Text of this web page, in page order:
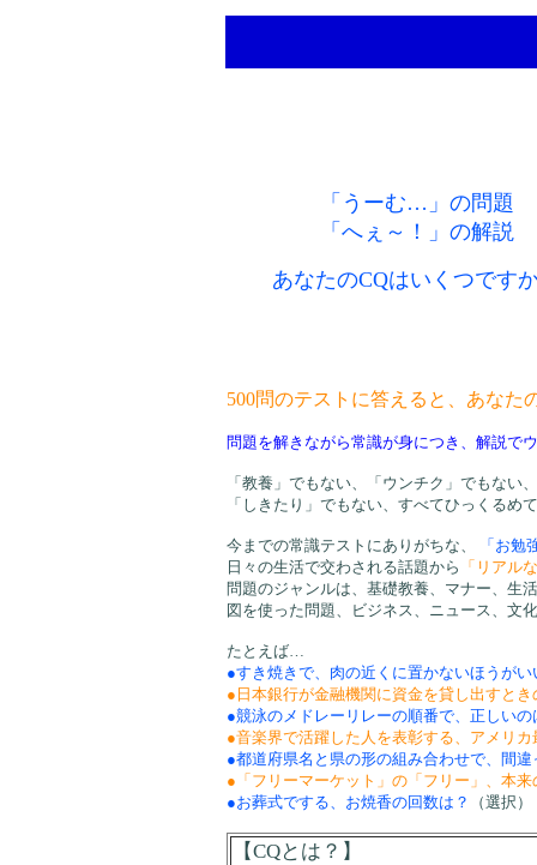
「うーむ…」の問題
「へぇ～！」の解説
あなたのCQはいくつです
500問のテストに答えると、あなた
問題を解きながら常識が身につき、解説で
「教養」でもない、「ウンチク」でもない
「しきたり」でもない、すべてひっくるめ
今までの常識テストにありがちな、
「お勉
日々の生活で交わされる話題から 「リアル
問題のジャンルは、基礎教養、マナー、生
図を使った問題、ビジネス、ニュース、文
たとえば…
●すき焼きで、肉の近くに置かないほうがい
●日本銀行が金融機関に資金を貸し出すと
●競泳のメドレーリレーの順番で、正しいの
●音楽界で活躍した人を表彰する、アメリ
●都道府県名と県の形の組み合わせで、間
●「フリーマーケット」の「フリー」、本来
●お葬式でする、お焼香の回数は？
（選択）
【CQとは？】